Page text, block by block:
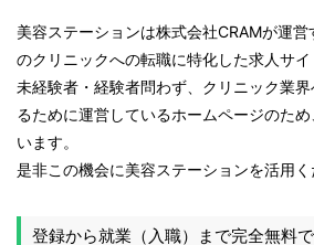
美容ステーションは株式会社CRAMが運
のクリニックへの転職に特化した求人サイ
未経験者・経験者問わず、クリニック業
るために運営しているホームページのた
います。
是非この機会に美容ステーションを活用く
登録から就業（入職）まで完全無料